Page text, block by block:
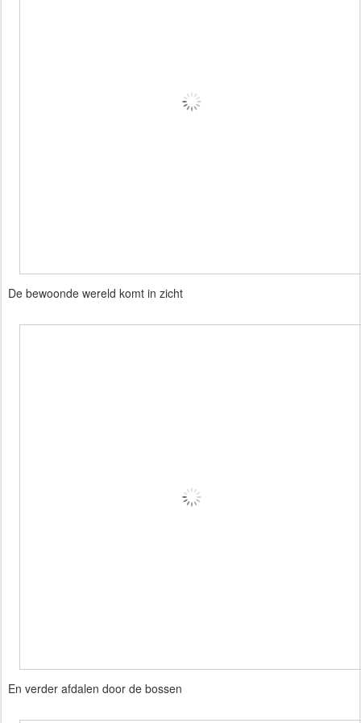
De bewoonde wereld komt in zicht
En verder afdalen door de bossen